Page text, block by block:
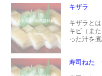
キザラ
キザラと
キビ（ま
った汁を
寿司ねた